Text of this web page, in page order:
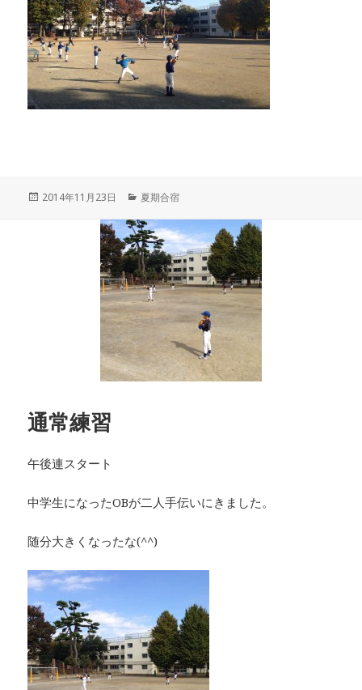
投
2014年11月23日
カ
ゴ
リ
ー
夏期合宿
通常練習
午後連スタート
中学生になったOBが二人手伝いにきました。
随分大きくなったな(^^)